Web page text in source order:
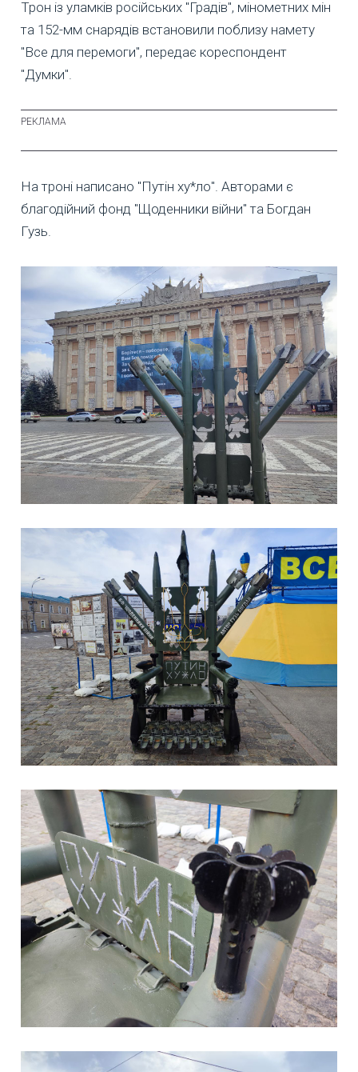
Трон із уламків російських "Градів", мінометних мін
та 152-мм снарядів встановили поблизу намету
"Все для перемоги", передає кореспондент
"Думки".
На троні написано "Путін ху*ло". Авторами є
благодійний фонд "Щоденники війни" та Богдан
Гузь.